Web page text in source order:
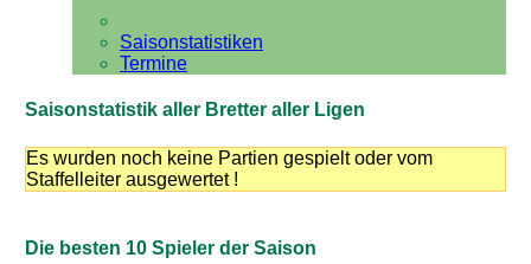
Saisonstatistiken
Termine
Saisonstatistik aller Bretter aller Ligen
Es wurden noch keine Partien gespielt oder vom
Staffelleiter ausgewertet !
Die besten 10 Spieler der Saison